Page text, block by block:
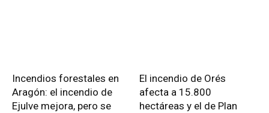
Incendios forestales en
Aragón: el incendio de
Ejulve mejora, pero se
El incendio de Orés
afecta a 15.800
hectáreas y el de Plan